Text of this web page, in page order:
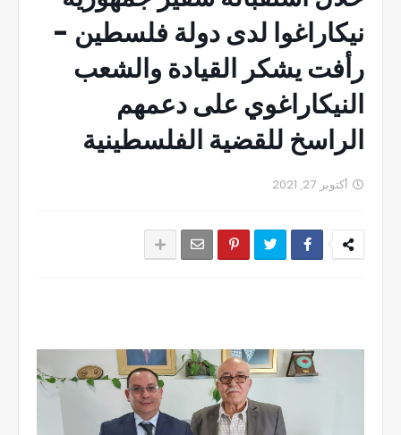
نيكاراغوا لدى دولة فلسطين -
رأفت يشكر القيادة والشعب
النيكاراغوي على دعمهم
الراسخ للقضية الفلسطينية
أكتوبر 27, 2021